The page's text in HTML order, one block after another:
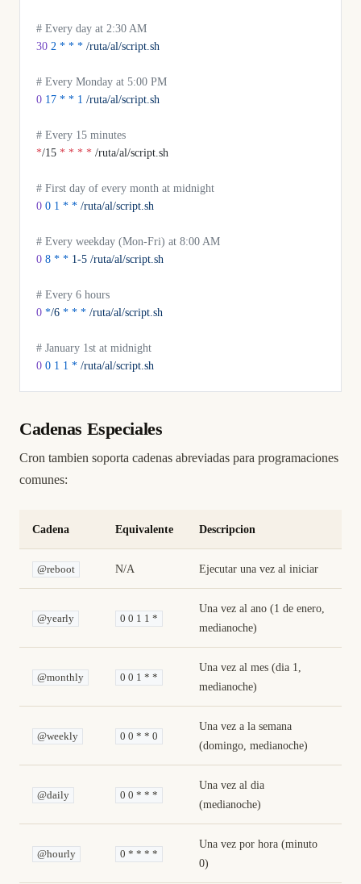
# Every day at 2:30 AM
30 2 * * * /ruta/al/script.sh
# Every Monday at 5:00 PM
0 17 * * 1 /ruta/al/script.sh
# Every 15 minutes
*/15 * * * * /ruta/al/script.sh
# First day of every month at midnight
0 0 1 * * /ruta/al/script.sh
# Every weekday (Mon-Fri) at 8:00 AM
0 8 * * 1-5 /ruta/al/script.sh
# Every 6 hours
0 */6 * * * /ruta/al/script.sh
# January 1st at midnight
0 0 1 1 * /ruta/al/script.sh
Cadenas Especiales
Cron tambien soporta cadenas abreviadas para programaciones
comunes:
Cadena Equivalente Descripcion
@reboot N/A Ejecutar una vez al iniciar
@yearly 0 0 1 1 *
Una vez al ano (1 de enero,
medianoche)
@monthly 0 0 1 * *
Una vez al mes (dia 1,
medianoche)
@weekly 0 0 * * 0
Una vez a la semana
(domingo, medianoche)
@daily 0 0 * * *
Una vez al dia
(medianoche)
@hourly 0 * * * *
Una vez por hora (minuto
0)